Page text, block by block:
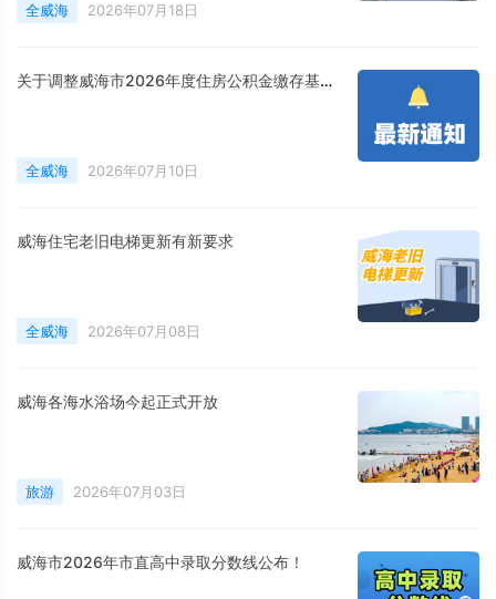
全威海 2026年07月18日
关于调整威海市2026年度住房公积金缴存基数和比例的通知
全威海 2026年07月10日
威海住宅老旧电梯更新有新要求
全威海 2026年07月08日
威海各海水浴场今起正式开放
旅游 2026年07月03日
威海市2026年市直高中录取分数线公布！